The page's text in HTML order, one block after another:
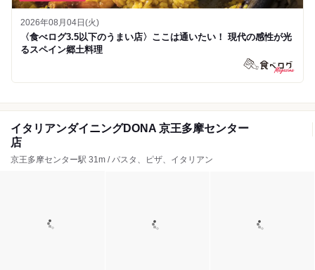
2026年08月04日(火)
〈食べログ3.5以下のうまい店〉ここは通いたい！ 現代の感性が光
るスペイン郷土料理
イタリアンダイニングDONA 京王多摩センター
店
京王多摩センター駅 31m / パスタ、ピザ、イタリアン